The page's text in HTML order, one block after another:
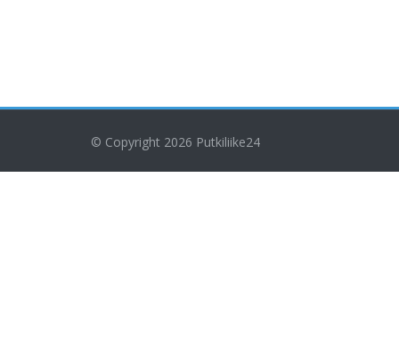
© Copyright 2026 Putkiliike24